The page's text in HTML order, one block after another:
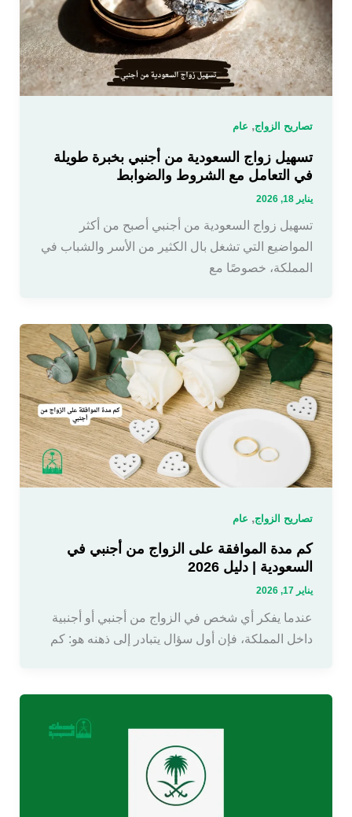
تصاريح الزواج, عام
تسهيل زواج السعودية من أجنبي بخبرة طويلة
في التعامل مع الشروط والضوابط
يناير 18, 2026
تسهيل زواج السعودية من أجنبي أصبح من أكثر
المواضيع التي تشغل بال الكثير من الأسر والشباب في
المملكة، خصوصًا مع
تصاريح الزواج, عام
كم مدة الموافقة على الزواج من أجنبي في
السعودية | دليل 2026
يناير 17, 2026
عندما يفكر أي شخص في الزواج من أجنبي أو أجنبية
داخل المملكة، فإن أول سؤال يتبادر إلى ذهنه هو: كم